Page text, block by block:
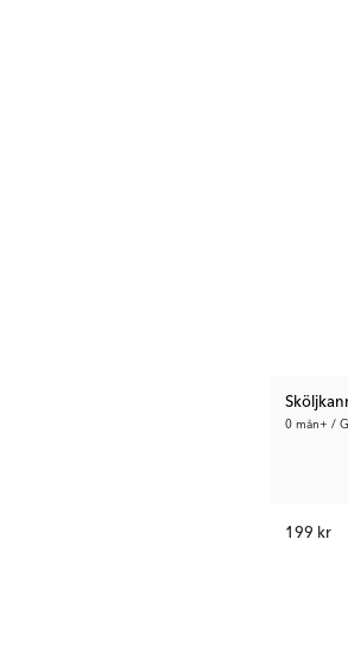
0 mån+ /
199 kr